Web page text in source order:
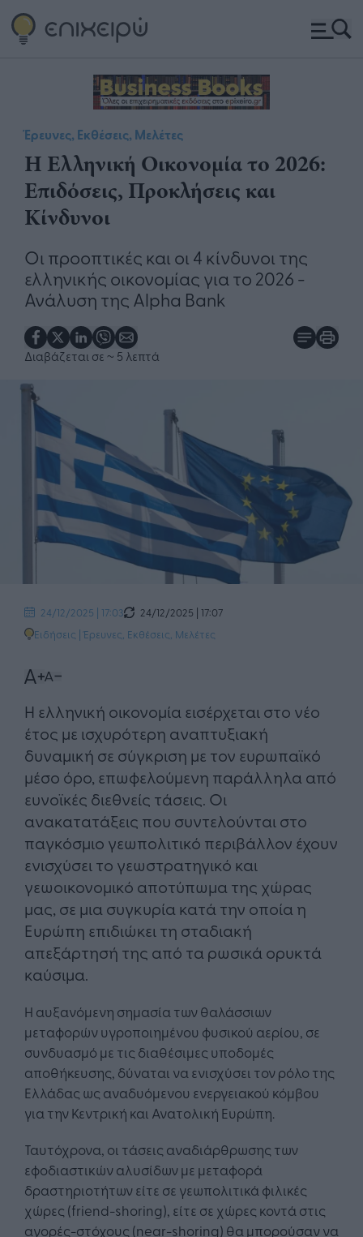
Έρευνες, Εκθέσεις, Μελέτες
Η Ελληνική Οικονομία το 2026:
Επιδόσεις, Προκλήσεις και
Κίνδυνοι
Οι προοπτικές και οι 4 κίνδυνοι της
ελληνικής οικονομίας για το 2026 -
Ανάλυση της Alpha Bank
Διαβάζεται σε ~ 5 λεπτά
24/12/2025 | 17:03
24/12/2025 | 17:07
Ειδήσεις |Έρευνες, Εκθέσεις, Μελέτες
Η ελληνική οικονομία εισέρχεται στο νέο
έτος με ισχυρότερη αναπτυξιακή
δυναμική σε σύγκριση με τον ευρωπαϊκό
μέσο όρο, επωφελούμενη παράλληλα από
ευνοϊκές διεθνείς τάσεις. Οι
ανακατατάξεις που συντελούνται στο
παγκόσμιο γεωπολιτικό περιβάλλον έχουν
ενισχύσει το γεωστρατηγικό και
γεωοικονομικό αποτύπωμα της χώρας
μας, σε μια συγκυρία κατά την οποία η
Ευρώπη επιδιώκει τη σταδιακή
απεξάρτησή της από τα ρωσικά ορυκτά
καύσιμα.
Η αυξανόμενη σημασία των θαλάσσιων
μεταφορών υγροποιημένου φυσικού αερίου, σε
συνδυασμό με τις διαθέσιμες υποδομές
αποθήκευσης, δύναται να ενισχύσει τον ρόλο της
Ελλάδας ως αναδυόμενου ενεργειακού κόμβου
για την Κεντρική και Ανατολική Ευρώπη.
Ταυτόχρονα, οι τάσεις αναδιάρθρωσης των
εφοδιαστικών αλυσίδων με μεταφορά
δραστηριοτήτων είτε σε γεωπολιτικά φιλικές
χώρες (friend-shoring), είτε σε χώρες κοντά στις
αγορές-στόχους (near-shoring) θα μπορούσαν να